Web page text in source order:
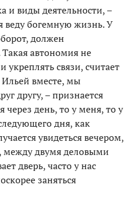
и виды деятельности, –
веду богемную жизнь. У
должен
автономия не
укреплять связи, считает
Ильей вместе, мы
другу, – признается
день, то у меня, то у
дня, как
увидеться вечером,
между двумя деловыми
дверь, часто у нас
заняться